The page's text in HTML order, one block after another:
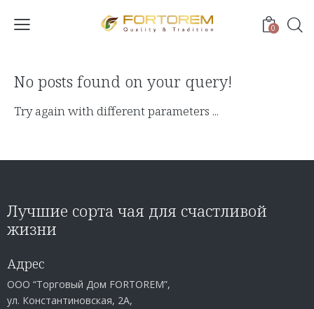
0
No posts found on your query!
Try again with different parameters ...
Лучшие сорта чая для счастливой
жизни
Адрес
ООО “Торговый Дом FORTOREM”,
ул. Константиновская, 2А,